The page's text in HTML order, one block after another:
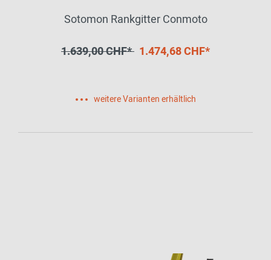
Sotomon Rankgitter Conmoto
1.639,00 CHF* 1.474,68 CHF*
weitere Varianten erhältlich